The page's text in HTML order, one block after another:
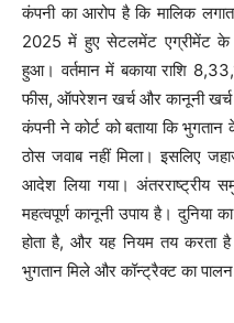
कंपनी का आरोप है कि मालिक
2025 में हुए सेटलमेंट एग्रीमेंट के
हुआ। वर्तमान में बकाया राशि
फीस, ऑपरेशन खर्च और कानूनी खर्च
कंपनी ने कोर्ट को बताया कि
ठोस जवाब नहीं मिला। इसलिए
आदेश लिया गया। अंतरराष्ट्रीय
महत्वपूर्ण कानूनी उपाय है। दुनिया
होता है, और यह नियम तय करता
भुगतान मिले और कॉन्ट्रैक्ट का पालन